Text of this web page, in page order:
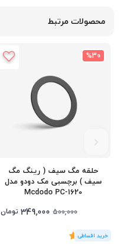
محصولات مرتبط
%30
حلقه مگ سیف ( رینگ مگ
سیف ) برچسبی مک دودو مدل
Mcdodo PC-1620
500,000
349,000 تومان
(1رای)
5